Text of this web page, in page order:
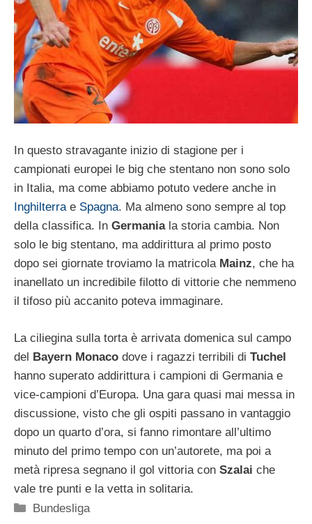
In questo stravagante inizio di stagione per i
campionati europei le big che stentano non sono solo
in Italia, ma come abbiamo potuto vedere anche in
Inghilterrae Spagna. Ma almeno sono sempre al top
della classifica. In Germania la storia cambia. Non
solo le big stentano, ma addirittura al primo posto
dopo sei giornate troviamo la matricola Mainz, che ha
inanellato un incredibile filotto di vittorie che nemmeno
il tifoso più accanito poteva immaginare.
La ciliegina sulla torta è arrivata domenica sul campo
del Bayern Monaco dove i ragazzi terribili di Tuchel
hanno superato addirittura i campioni di Germania e
vice-campioni d’Europa. Una gara quasi mai messa in
discussione, visto che gli ospiti passano in vantaggio
dopo un quarto d’ora, si fanno rimontare all’ultimo
minuto del primo tempo con un’autorete, ma poi a
metà ripresa segnano il gol vittoria con Szalai che
vale tre punti e la vetta in solitaria.
Categorie
Bundesliga